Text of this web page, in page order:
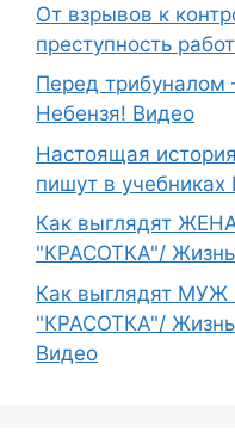
От взрывов к
преступность
Перед трибуналом
Небензя! Видео
Настоящая
пишут в учебниках
Как выглядят
"КРАСОТКА"/
Как выглядят МУЖ
"КРАСОТКА"/
Видео